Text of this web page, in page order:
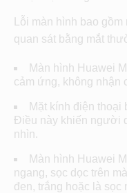
Lỗi màn hình bao
quan sát bằng mắt
Màn hình Huawei
cảm ứng, không nhận
Mặt kính điện thoại
Điều này khiến người
nhìn.
Màn hình Huawei
ngang, sọc dọc trên
đen, trắng hoặc là